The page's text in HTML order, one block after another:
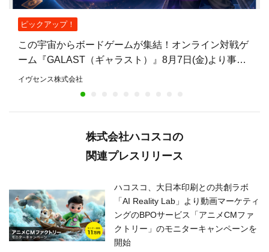
ピックアップ！
この宇宙からボードゲームが集結！オンライン対戦ゲ
ーム『GALAST（ギャラスト）』8月7日(金)より事前
登録開始！
イヴセンス株式会社
株式会社ハコスコの
関連プレスリリース
ハコスコ、大日本印刷との共創ラボ
「AI Reality Lab」より動画マーケティ
ングのBPOサービス「アニメCMファ
クトリー」のモニターキャンペーンを
開始